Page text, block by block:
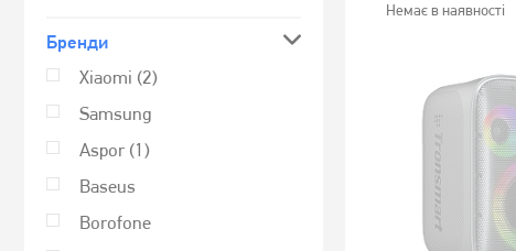
Бренди
Xiaomi (2)
Samsung
Aspor (1)
Baseus
Borofone
Немає в наявності